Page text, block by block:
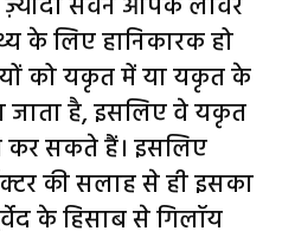
के लिए हानिकारक हो
को यकृत में या यकृत के
जाता है, इसलिए वे यकृत
कर सकते हैं। इसलिए
की सलाह से ही इसका
के हिसाब से गिलॉय